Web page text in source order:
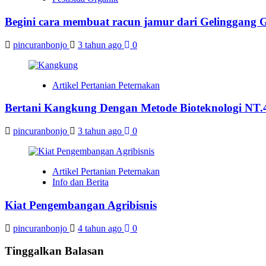
Begini cara membuat racun jamur dari Gelinggang
pincuranbonjo 3 tahun ago 0
Artikel Pertanian Peternakan
Bertani Kangkung Dengan Metode Bioteknologi
pincuranbonjo 3 tahun ago 0
Artikel Pertanian Peternakan
Info dan Berita
Kiat Pengembangan Agribisnis
pincuranbonjo 4 tahun ago 0
Tinggalkan Balasan